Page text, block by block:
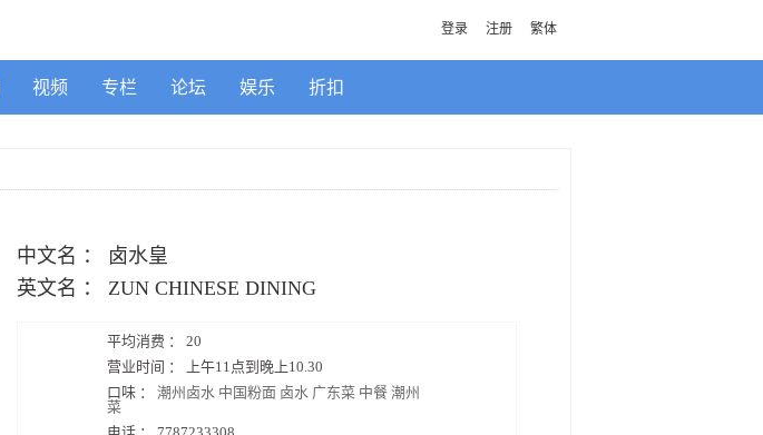
登录 注册 繁体
视频 专栏 论坛 娱乐 折扣
中文名 ：
卤水皇
英文名 ：
ZUN CHINESE DINING
平均消费 ： 20
营业时间 ：
上午11点到晚上10.30
口味 ： 潮州卤水 中国粉面 卤水 广东菜 中餐 潮州
菜